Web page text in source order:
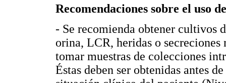
Recomendaciones sobre el uso
- Se recomienda obtener cultivos
orina, LCR, heridas o
tomar muestras de colecciones
Éstas deben ser obtenidas antes